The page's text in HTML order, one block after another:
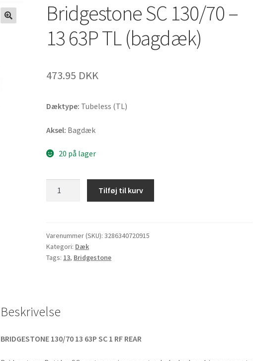
Bridgestone SC 130/70 –
13 63P TL (bagdæk)
473.95 DKK
Dæktype: Tubeless (TL)
Aksel: Bagdæk
20 på lager
13
63P
TL
Tilføj til kurv
Varenummer (SKU):3286340720915
Kategori: Dæk
Tags: 13, Bridgestone
Beskrivelse
BRIDGESTONE 130/70 13 63P SC 1 RF REAR